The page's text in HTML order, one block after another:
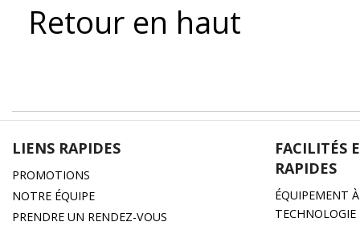
Retour en haut
LIENS RAPIDES
PROMOTIONS
NOTRE ÉQUIPE
PRENDRE UN RENDEZ-VOUS
FACILITÉS
RAPIDES
ÉQUIPEMENT
TECHNOLOGIE